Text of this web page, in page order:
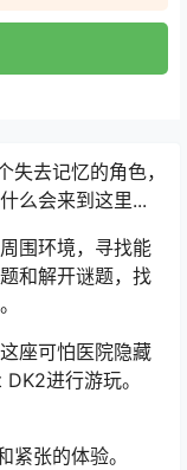
去记忆的角色，
么会来到这里...
围环境，寻找能
和解开谜题，找
座可怕医院隐藏
进行游玩。
张的体验。